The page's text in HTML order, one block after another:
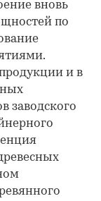
вновь
по
и в
заводского